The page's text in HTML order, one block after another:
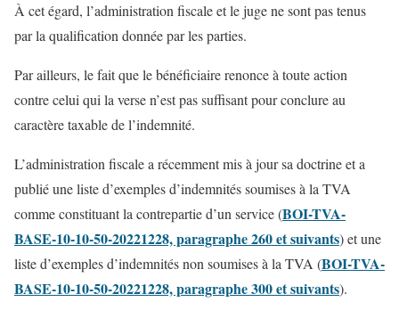
À cet égard, l’administration fiscale et le juge ne sont pas tenus
par la qualification donnée par les parties.
Par ailleurs, le fait que le bénéficiaire renonce à toute action
contre celui qui la verse n’est pas suffisant pour conclure au
caractère taxable de l’indemnité.
L’administration fiscale a récemment mis à jour sa doctrine et a
publié une liste d’exemples d’indemnités soumises à la TVA
comme constituant la contrepartie d’un service (BOI-TVA-
BASE-10-10-50-20221228, paragraphe 260 et suivants) et une
liste d’exemples d’indemnités non soumises à la TVA (BOI-TVA-
BASE-10-10-50-20221228, paragraphe 300 et suivants).